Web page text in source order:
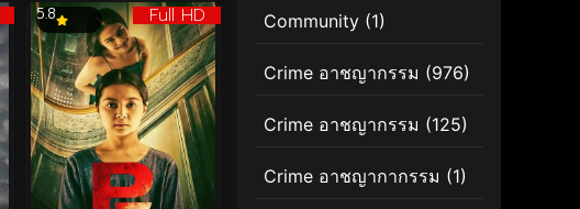
Full HD
5.8 Community (1)
Crime อาชญากรรม (976)
Crime อาชญากรรม (125)
Crime อาชญากากรรม (1)